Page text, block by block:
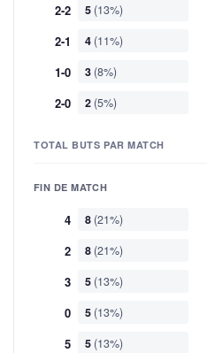
2-2 5 (13%)
2-1 4 (11%)
1-0 3 (8%)
2-0 2 (5%)
TOTAL BUTS PAR MATCH
FIN DE MATCH
4 8 (21%)
2 8 (21%)
3 5 (13%)
0 5 (13%)
5 5 (13%)